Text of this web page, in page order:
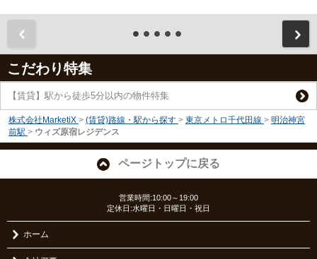
こだわり特集
【賃貸】駅から徒歩5分以内の物件特集
株式会社MarketiX > (賃貸)路線・駅から探す > 東京メトロ千代田線 > 明治神宮
前駅 > ウィズ原宿レジデンス
ページトップに戻る
営業時間:10:00～19:00
定休日:水曜日・日曜日・祝日
ホーム